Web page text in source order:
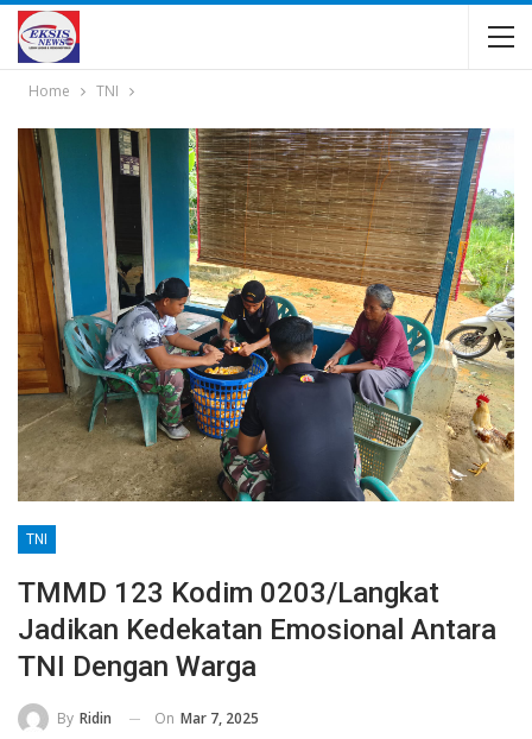
Home TNI
TNI
TMMD 123 Kodim 0203/Langkat
Jadikan Kedekatan Emosional Antara
TNI Dengan Warga
By Ridin On Mar 7, 2025